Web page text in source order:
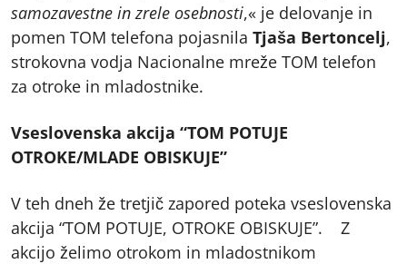
samozavestne in zrele osebnosti,« je delovanje in
pomen TOM telefona pojasnila Tjaša Bertoncelj,
strokovna vodja Nacionalne mreže TOM telefon
za otroke in mladostnike.
Vseslovenska akcija “TOM POTUJE
OTROKE/MLADE OBISKUJE”
V teh dneh že tretjič zapored poteka vseslovenska
akcija “TOM POTUJE, OTROKE OBISKUJE”. Z
akcijo želimo otrokom in mladostnikom